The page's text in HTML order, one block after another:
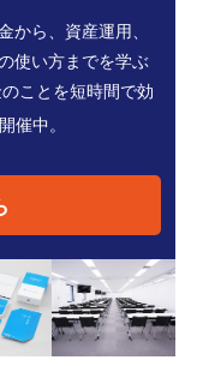
から、資産運用、
使い方までを学ぶ
ことを短時間で効
催中。